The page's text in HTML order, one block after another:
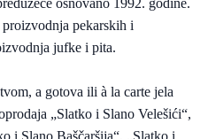
osnovano 1992. godine.
pekarskih i
jufke i pita.
a gotova ili à la carte jela
„Slatko i Slano Velešići“,